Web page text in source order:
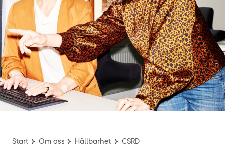
Start Om oss Hållbarhet CSRD